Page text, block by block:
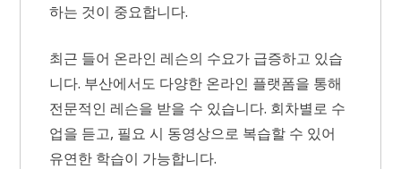
하는 것이 중요합니다.
최근 들어 온라인 레슨의 수요가 급증하고 있습
니다. 부산에서도 다양한 온라인 플랫폼을 통해
전문적인 레슨을 받을 수 있습니다. 회차별로 수
업을 듣고, 필요 시 동영상으로 복습할 수 있어
유연한 학습이 가능합니다.